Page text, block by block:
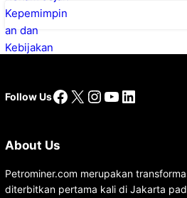
Follow UsFacebook
X Instagram
YouTube
LinkedIn
About Us
Petrominer.com merupakan
diterbitkan pertama kali di Jakarta